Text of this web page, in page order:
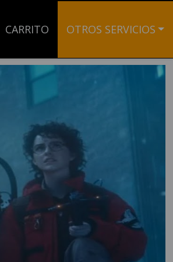
CARRITO OTROS SERVICIOS